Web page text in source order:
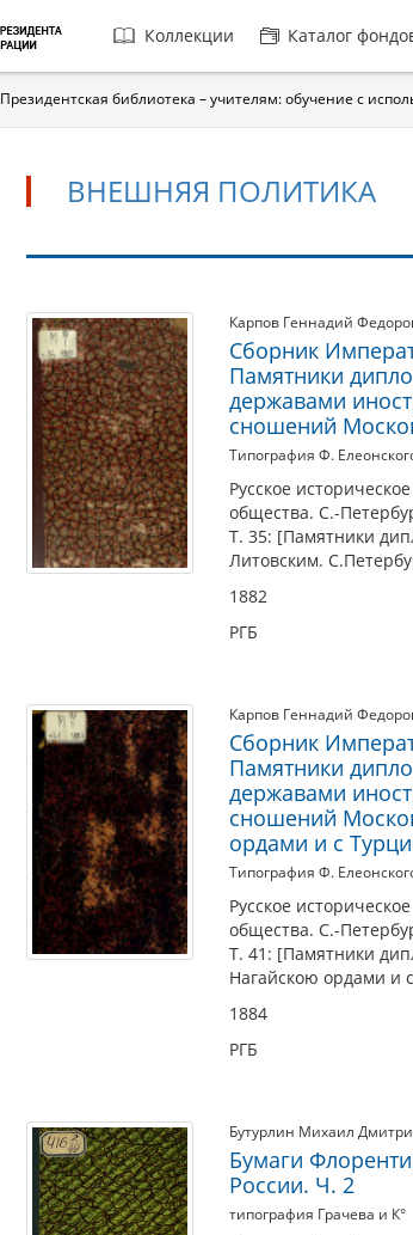
Главная
навигация
Коллекции Каталог
Президентская библиотека – учителям: обучение с
ВНЕШНЯЯ ПОЛИТИКА
Внешняя
политика
Карпов Геннадий
Сборник
Памятники
державами
сношений
Типография Ф.
Русское
общества. С.-
Т. 35: [Памятники
Литовским.
1882
РГБ
Карпов Геннадий
Сборник
Памятники
державами
сношений
ордами и с
Типография Ф.
Русское
общества. С.-
Т. 41: [Памятники
Нагайскою ордами и
1884
РГБ
Бутурлин Михаил
Бумаги
России. Ч. 2
типография Грачева и К°